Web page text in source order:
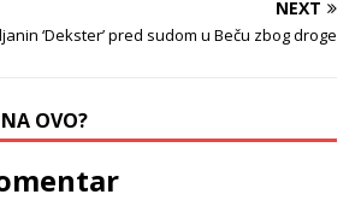
NEXT
‘Dekster’ pred sudom u Beču zbog droge
OVO?